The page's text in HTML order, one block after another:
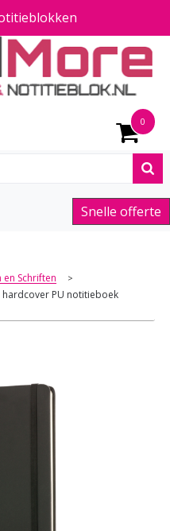
0
Snelle offerte
Schriften >
PU notitieboek